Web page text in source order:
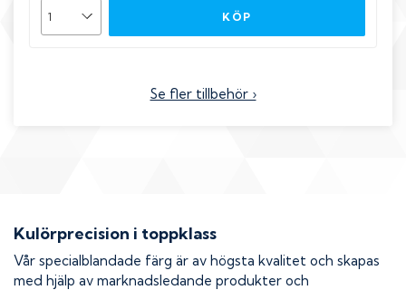
KÖP
Se fler tillbehör ›
Kulörprecision i toppklass
Vår specialblandade färg är av högsta kvalitet och skapas
med hjälp av marknadsledande produkter och